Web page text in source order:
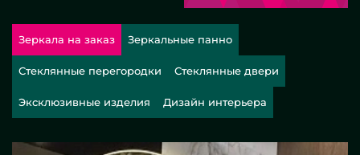
Зеркала на заказ Зеркальные панно
Стеклянные перегородки Стеклянные двери
Эксклюзивные изделия Дизайн интерьера